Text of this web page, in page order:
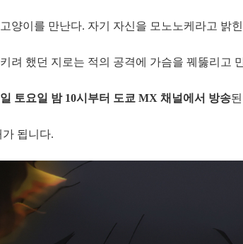
양이를 만난다. 자기 자신을 모노노케라고 밝
려 했던 지로는 적의 공격에 가슴을 꿰뚫리고
토요일 밤 10시부터 도쿄 MX 채널에서 방송
됩니다.